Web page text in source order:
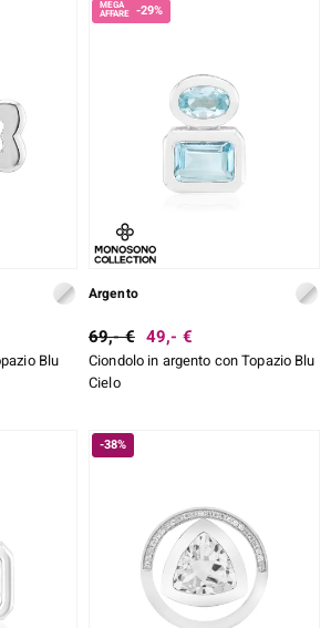
Blu
-29%
Argento
69,- € 49,- €
Ciondolo in argento con Topazio Blu
Cielo
-38%